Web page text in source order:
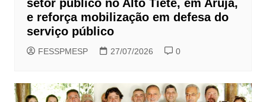
setor público no Alto Tietê, em Arujá,
e reforça mobilização em defesa do
serviço público
FESSPMESP 27/07/2026 0